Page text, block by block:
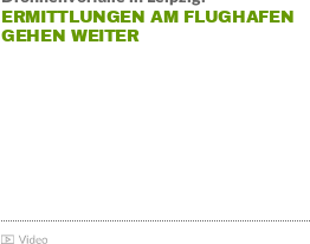
ERMITTLUNGEN AM FLUGHAFEN
GEHEN WEITER